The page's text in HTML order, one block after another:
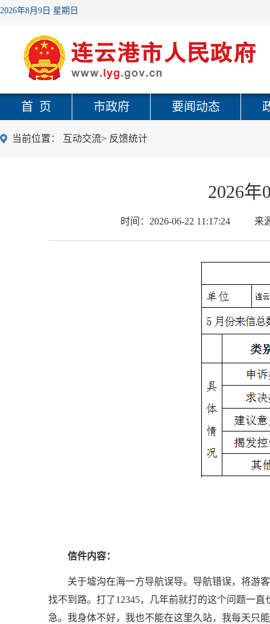
2026年8月9日 星期日
首 页 市政府 要闻动态
当前位置： 互动交流> 反馈统计
2026
时间： 2026-06-22 11:17:24 来
信件内容：
关于墟沟在海一方导航误导。导航错误，将游
找不到路。打了12345，几年前就打的这个问题一
急。我身体不好，我也不能在这里久站，我每天只